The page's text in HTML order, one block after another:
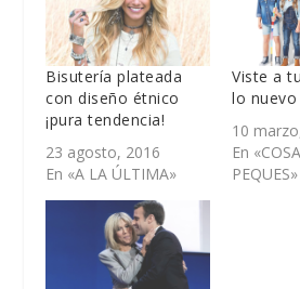
Bisutería plateada
con diseño étnico
¡pura tendencia!
23 agosto, 2016
En «A LA ÚLTIMA»
Viste a
lo
10
En
PEQUES»